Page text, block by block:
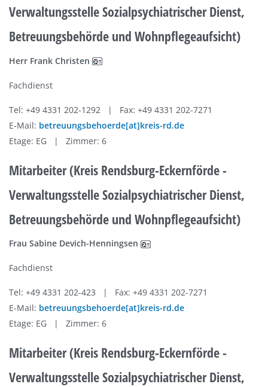
Verwaltungsstelle Sozialpsychiatrischer Dienst,
Betreuungsbehörde und Wohnpflegeaufsicht)
Herr Frank Christen
Fachdienst
Tel: +49 4331 202-1292 | Fax: +49 4331 202-7271
E-Mail: betreuungsbehoerde[at]kreis-rd.de
Etage: EG | Zimmer: 6
Mitarbeiter (Kreis Rendsburg-Eckernförde -
Verwaltungsstelle Sozialpsychiatrischer Dienst,
Betreuungsbehörde und Wohnpflegeaufsicht)
Frau Sabine Devich-Henningsen
Fachdienst
Tel: +49 4331 202-423 | Fax: +49 4331 202-7271
E-Mail: betreuungsbehoerde[at]kreis-rd.de
Etage: EG | Zimmer: 6
Mitarbeiter (Kreis Rendsburg-Eckernförde -
Verwaltungsstelle Sozialpsychiatrischer Dienst,